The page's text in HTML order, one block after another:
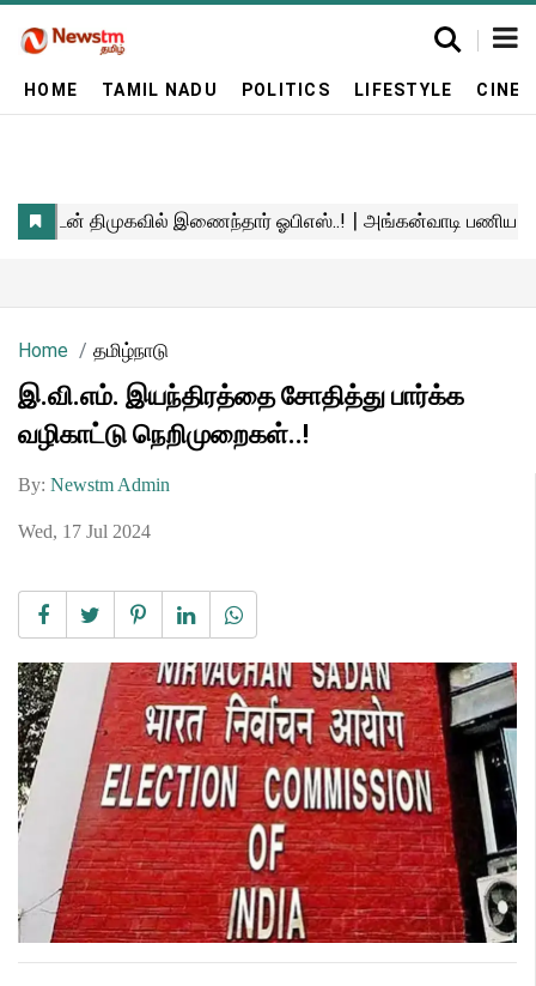
HOME TAMIL NADU POLITICS LIFESTYLE
Home தமிழ்நாடு
இ.வி.எம். இயந்திரத்தை சோதித்து பார்க்க
வழிகாட்டு நெறிமுறைகள்..!
By: Newstm Admin
Wed, 17 Jul 2024